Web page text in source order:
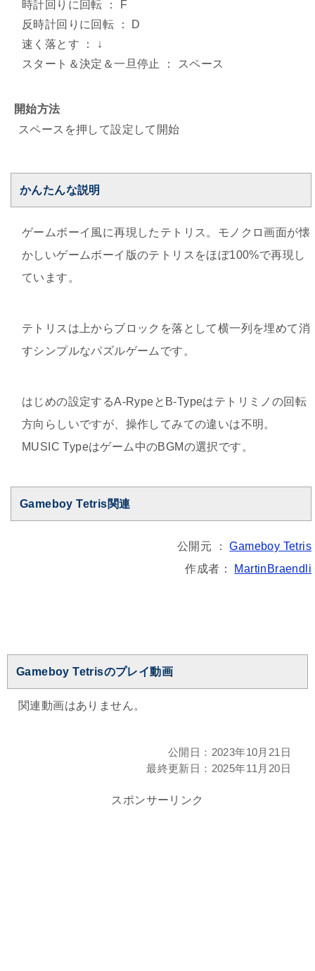
時計回りに回転 ： F
反時計回りに回転 ： D
速く落とす ： ↓
スタート＆決定＆一旦停止 ： スペース
開始方法
スペースを押して設定して開始
かんたんな説明
ゲームボーイ風に再現したテトリス。モノクロ画面が懐
かしいゲームボーイ版のテトリスをほぼ100%で再現し
ています。
テトリスは上からブロックを落として横一列を埋めて消
すシンプルなパズルゲームです。
はじめの設定するA-RypeとB-Typeはテトリミノの回転
方向らしいですが、操作してみての違いは不明。
MUSIC Typeはゲーム中のBGMの選択です。
Gameboy Tetris関連
公開元 ：Gameboy Tetris
作成者： MartinBraendli
Gameboy Tetrisのプレイ動画
関連動画はありません。
公開日： 2023年10月21日
最終更新日： 2025年11月20日
スポンサーリンク